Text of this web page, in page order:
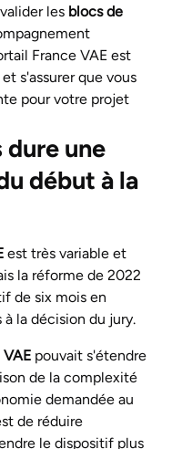
les blocs de
France VAE est
s'assurer que vous
pour votre projet
une
début à la
est très variable et
la réforme de 2022
de six mois en
la décision du jury.
VAE pouvait s'étendre
de la complexité
demandée au
de réduire
le dispositif plus